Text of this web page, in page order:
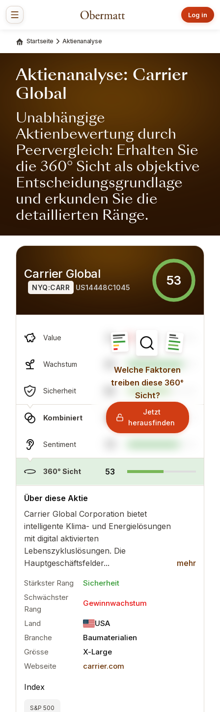
Log in
Startseite Aktienanalyse
Aktienanalyse: Carrier
Global
Unabhängige
Aktienbewertung durch
Peervergleich: Erhalten Sie
die 360° Sicht als objektive
Entscheidungsgrundlage
und erkunden Sie die
detaillierten Ränge.
Carrier Global
NYQ:CARR US14448C1045 53
Value 8
Wachstum 81
Sicherheit
Kombiniert 34
Sentiment
360° Sicht 53
Welche Faktoren
treiben diese 360°
Sicht?
Jetzt
herausfinden
Über diese Aktie
Carrier Global Corporation bietet
intelligente Klima- und Energielösungen
mit digital aktivierten
Lebenszykluslösungen. Die
Hauptgeschäftsfelder...
mehr
mehr
Stärkster Rang
Sicherheit
Schwächster
Rang
Gewinnwachstum
Land
USA
Branche
Baumaterialien
Grösse
X-Large
Webseite
carrier.com
Index
S&P 500